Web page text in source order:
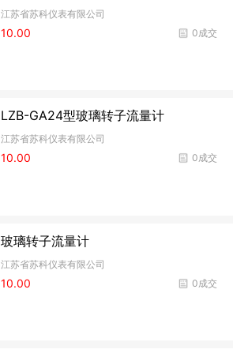
江苏省苏科仪表有限公司
0成交
10.00
LZB-GA24型玻璃转子流量计
江苏省苏科仪表有限公司
0成交
10.00
玻璃转子流量计
江苏省苏科仪表有限公司
0成交
10.00